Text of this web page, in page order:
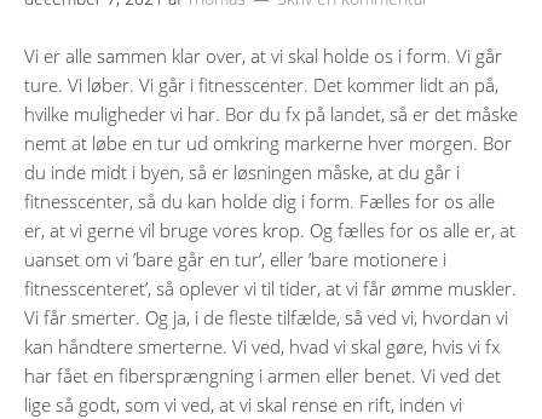
Vi er alle sammen klar over, at vi skal holde os i form. Vi går
ture. Vi løber. Vi går i fitnesscenter. Det kommer lidt an på,
hvilke muligheder vi har. Bor du fx på landet, så er det måske
nemt at løbe en tur ud omkring markerne hver morgen. Bor
du inde midt i byen, så er løsningen måske, at du går i
fitnesscenter, så du kan holde dig i form. Fælles for os alle
er, at vi gerne vil bruge vores krop. Og fælles for os alle er, at
uanset om vi ’bare går en tur’, eller ’bare motionere i
fitnesscenteret’, så oplever vi til tider, at vi får ømme muskler.
Vi får smerter. Og ja, i de fleste tilfælde, så ved vi, hvordan vi
kan håndtere smerterne. Vi ved, hvad vi skal gøre, hvis vi fx
har fået en fibersprængning i armen eller benet. Vi ved det
lige så godt, som vi ved, at vi skal rense en rift, inden vi